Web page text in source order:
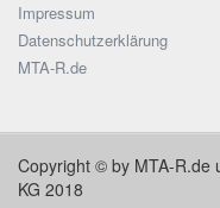
Impressum
Datenschutzerklärung
MTA-R.de
Copyright © by MTA-R.de
KG 2018